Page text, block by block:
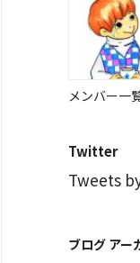
メンバー一
Twitter
Tweets
ブログ アー